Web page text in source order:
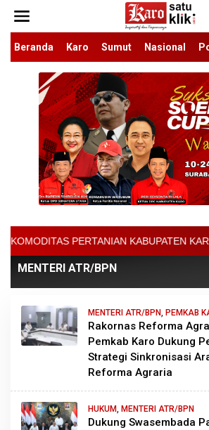
konten
Beranda
Karo Sumut Nasional
KABUPATEN KARO JUMAT 07
MENTERI ATR/BPN
MENTERI ATR/BPN PEMKAB
Rakornas Reforma
Pemkab Karo Dukung
Strategi Sinkronisasi
Reforma Agraria
HUKUM MENTERI ATR/BPN
Dukung Swasembada